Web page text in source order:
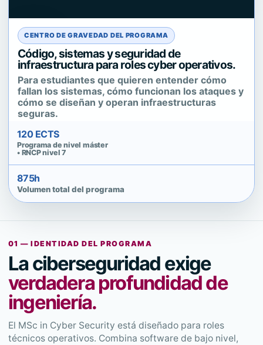
CENTRO DE GRAVEDAD DEL PROGRAMA
Código, sistemas y seguridad de
infraestructura para roles cyber operativos.
Para estudiantes que quieren entender cómo
fallan los sistemas, cómo funcionan los ataques y
cómo se diseñan y operan infraestructuras
seguras.
120 ECTS
Programa de nivel máster
• RNCP nivel 7
875h
Volumen total del programa
01 — IDENTIDAD DEL PROGRAMA
La ciberseguridad exige
verdadera profundidad de
ingeniería.
El MSc in Cyber Security está diseñado para roles
técnicos operativos. Combina software de bajo nivel,